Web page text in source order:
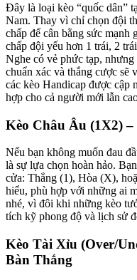
Đây là loại kèo “quốc dân”
Nam. Thay vì chỉ chọn đội
chấp để cân bằng sức
chấp đội yếu hơn 1 trái, 2
Nghe có vẻ phức tạp, nhưng
chuẩn xác và thắng cược sẽ
các kèo Handicap được cập
hợp cho cả người mới lẫn
Kèo Châu Âu (1X2)
Nếu bạn không muốn đau
là sự lựa chọn hoàn hảo.
cửa: Thắng (1), Hòa (X),
hiểu, phù hợp với những ai
nhé, vì đôi khi những kèo
tích kỹ phong độ và lịch sử
Kèo Tài Xỉu (Over/
Bàn Thắng